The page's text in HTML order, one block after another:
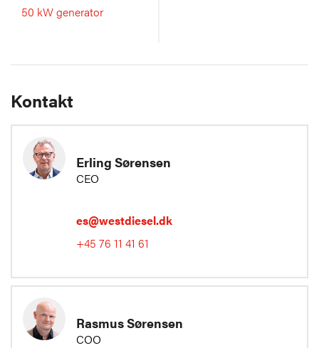
50 kW generator
Kontakt
Erling Sørensen
CEO
es@westdiesel.dk
+45 76 11 41 61
Rasmus Sørensen
COO